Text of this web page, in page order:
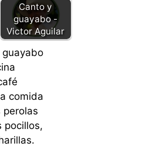
Canto y
guayabo -
Victor Aguilar
guayabo
comida
perolas
pocillos,